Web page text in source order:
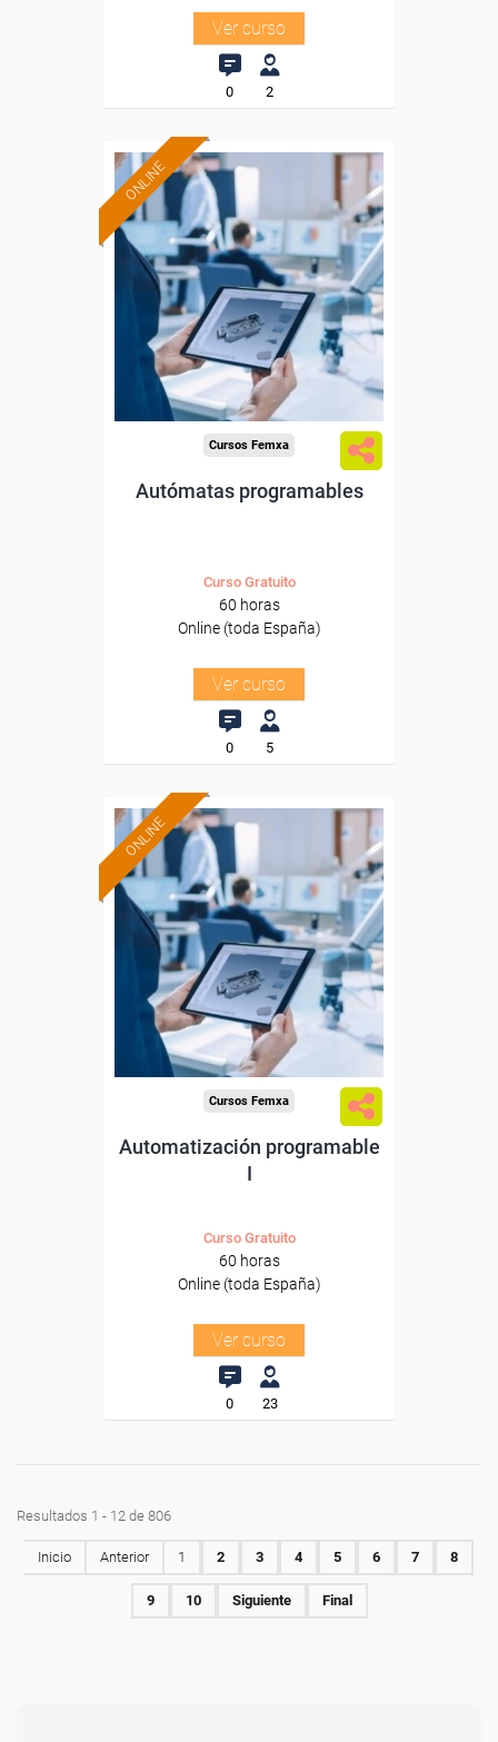
Ver curso
0 2
ONLINE
Formación 100%
subvencionada.
Para desempleados,
trabajadores y autónomos.
Sector
-Metal.
Cursos Femxa
Autómatas programables
Curso Gratuito
60 horas
Online (toda España)
Ver curso
0 5
ONLINE
Formación 100%
subvencionada.
Para desempleados,
trabajadores y autónomos.
Sector
-Construcción e industrias
Extractivas.
Cursos Femxa
Automatización programable
I
Curso Gratuito
60 horas
Online (toda España)
Ver curso
0 23
Resultados 1 - 12 de 806
Inicio Anterior 1 2 3 4 5 6 7 8
9 10 Siguiente Final